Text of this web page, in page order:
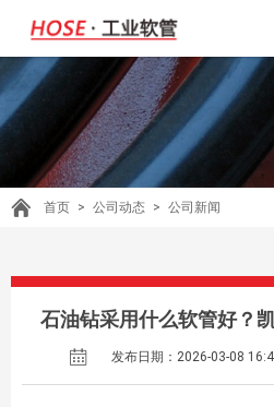
首页 > 公司动态 > 公司新闻
石油钻采用什么软管好？
发布日期：2026-03-08